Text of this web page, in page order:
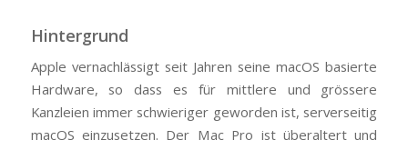
Hintergrund
Apple vernachlässigt seit Jahren seine macOS basierte
Hardware, so dass es für mittlere und grössere
Kanzleien immer schwieriger geworden ist, serverseitig
macOS einzusetzen. Der Mac Pro ist überaltert und